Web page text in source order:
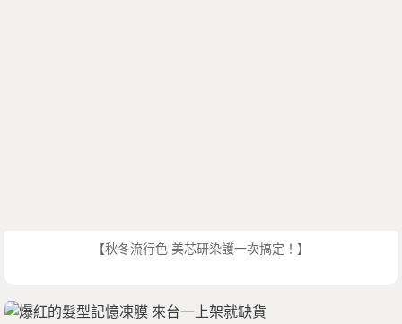
【秋冬流行色 美芯研染護一次搞定！】